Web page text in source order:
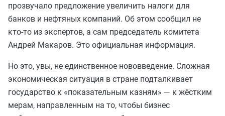
прозвучало предложение увеличить налоги для
банков и нефтяных компаний. Об этом сообщил не
кто-то из экспертов, а сам председатель комитета
Андрей Макаров. Это официальная информация.
Но это, увы, не единственное нововведение. Сложная
экономическая ситуация в стране подталкивает
государство к «показательным казням» — к жёстким
мерам, направленным на то, чтобы бизнес